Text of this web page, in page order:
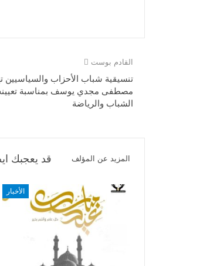
القادم بوست
تنسيقية شباب الأحزاب والسياسيين
مصطفى مجدي يوسف بمناسبة تعيينه
الشباب والرياضة
قد يعجبك المزيد عن المؤلف
الأخبار